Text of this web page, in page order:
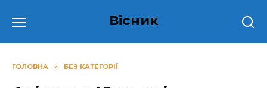
до
Вісник
ГОЛОВНА » БЕЗ КАТЕГОРІЇ